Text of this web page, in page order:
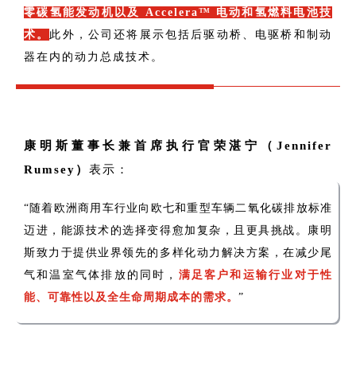
零碳氢能发动机以及 Accelera™ 电动和氢燃料电池技
术。 此外，公司还将展示包括后驱动桥、电驱桥和制动
器在内的动力总成技术。
康明斯董事长兼首席执行官荣湛宁（Jennifer
Rumsey） 表示：
“随着欧洲商用车行业向欧七和重型车辆二氧化碳排放标准
迈进，能源技术的选择变得愈加复杂，且更具挑战。康明
斯致力于提供业界领先的多样化动力解决方案，在减少尾
气和温室气体排放的同时， 满足客户和运输行业对于性
能、可靠性以及全生命周期成本的需求。 ”